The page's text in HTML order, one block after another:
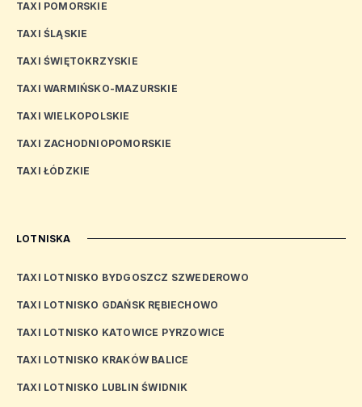
TAXI POMORSKIE
TAXI ŚLĄSKIE
TAXI ŚWIĘTOKRZYSKIE
TAXI WARMIŃSKO-MAZURSKIE
TAXI WIELKOPOLSKIE
TAXI ZACHODNIOPOMORSKIE
TAXI ŁÓDZKIE
LOTNISKA
TAXI LOTNISKO BYDGOSZCZ SZWEDEROWO
TAXI LOTNISKO GDAŃSK RĘBIECHOWO
TAXI LOTNISKO KATOWICE PYRZOWICE
TAXI LOTNISKO KRAKÓW BALICE
TAXI LOTNISKO LUBLIN ŚWIDNIK